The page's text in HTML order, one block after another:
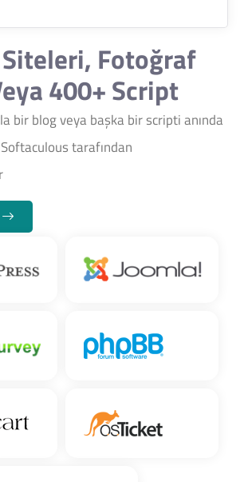
Fotoğraf
400+ Script
bir blog veya başka bir scripti anında
tarafından